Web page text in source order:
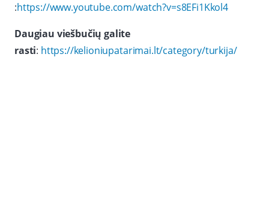
:https://www.youtube.com/watch?v=s8EFi1Kkol4
Daugiau viešbučių galite
rasti: https://kelioniupatarimai.lt/category/turkija/